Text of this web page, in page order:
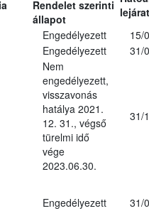
Rendelet szerinti
állapot
Engedélyezett
15/
Engedélyezett 31/
Nem
engedélyezett,
visszavonás
hatálya 2021.
12. 31., végső
türelmi idő
vége
2023.06.30.
31/
Engedélyezett 31/